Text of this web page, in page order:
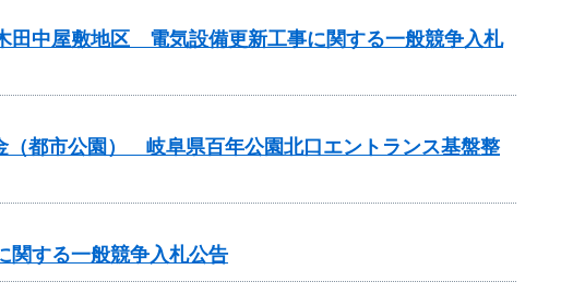
田中屋敷地区 電気設備更新工事に関する一般競争入札
都市公園） 岐阜県百年公園北口エントランス基盤整
関する一般競争入札公告